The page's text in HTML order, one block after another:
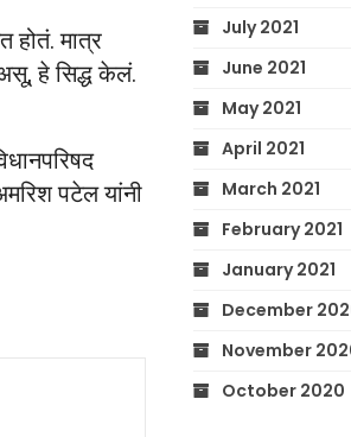
होतं. मात्र
हे सिद्ध केलं.
पटेल यांनी
July 2021
June 2021
May 2021
April 2021
March 2021
February 2021
January 2021
December
November
October 2020